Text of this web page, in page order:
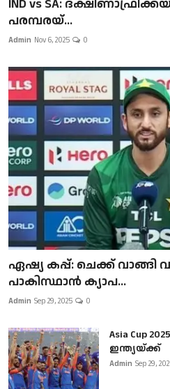
IND vs SA:
പരമ്പരയ്...
Admin Nov 6, 2025 0
ഏഷ്യ കപ്പ്: ചെക്ക് വാങ്ങി
പാകിസ്ഥാൻ ക്യാപ...
Admin Sep 29, 2025 0
Asia Cup
ഇന്ത്യയ്ക്ക്
Admin Sep 29,